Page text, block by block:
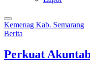
Kemenag Kab. Semarang
Berita
Perkuat